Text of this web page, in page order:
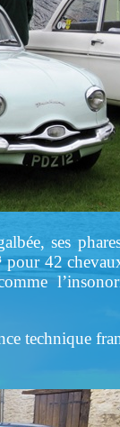
ses
42
technique